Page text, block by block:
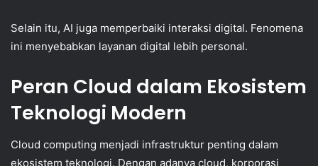
Selain itu, AI juga memperbaiki interaksi digital. Fenomena
ini menyebabkan layanan digital lebih personal.
Peran Cloud dalam Ekosistem
Teknologi Modern
Cloud computing menjadi infrastruktur penting dalam
ekosistem teknologi. Dengan adanya cloud, korporasi